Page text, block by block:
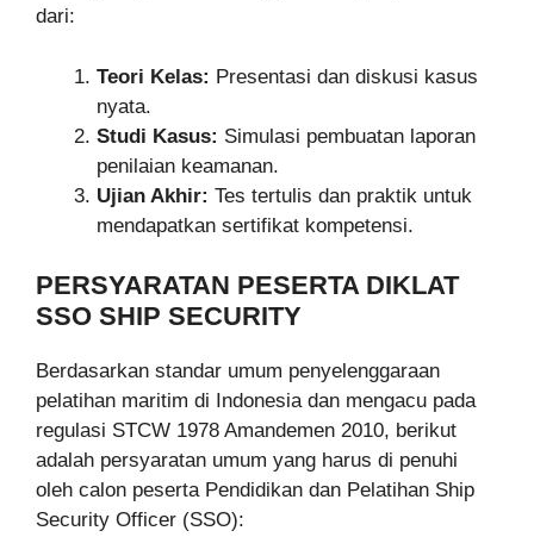
dari:
Teori Kelas: Presentasi dan diskusi kasus
nyata.
Studi Kasus: Simulasi pembuatan laporan
penilaian keamanan.
Ujian Akhir: Tes tertulis dan praktik untuk
mendapatkan sertifikat kompetensi.
PERSYARATAN PESERTA DIKLAT
SSO SHIP SECURITY
Berdasarkan standar umum penyelenggaraan
pelatihan maritim di Indonesia dan mengacu pada
regulasi STCW 1978 Amandemen 2010, berikut
adalah persyaratan umum yang harus di penuhi
oleh calon peserta Pendidikan dan Pelatihan Ship
Security Officer (SSO):